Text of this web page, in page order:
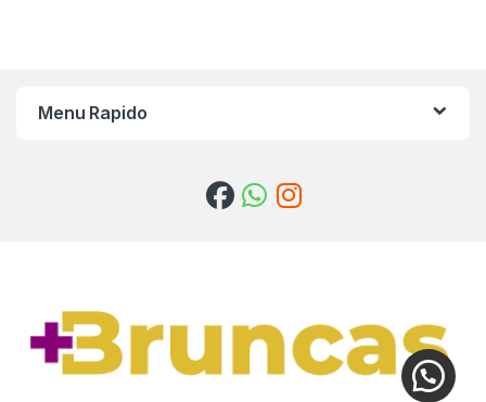
Menu Rapido